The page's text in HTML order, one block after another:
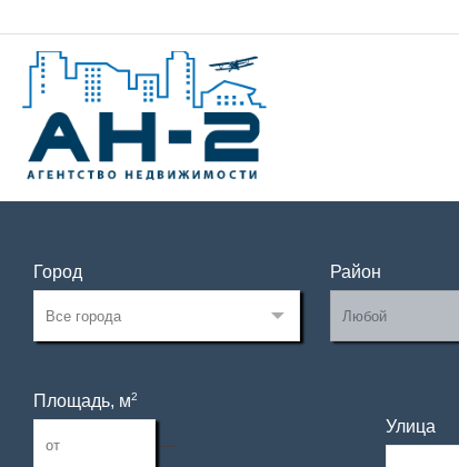
Город Район
Площадь, м2
—
Улица